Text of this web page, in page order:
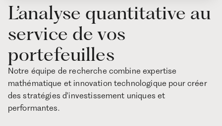
L’analyse quantitative au
service de vos
portefeuilles
Notre équipe de recherche combine expertise
mathématique et innovation technologique pour créer
des stratégies d'investissement uniques et
performantes.